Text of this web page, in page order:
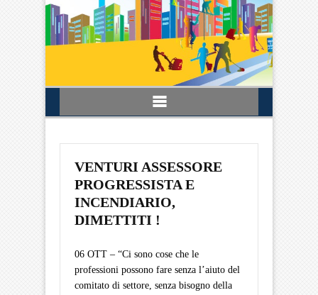
VENTURI ASSESSORE
PROGRESSISTA E
INCENDIARIO,
DIMETTITI !
06 OTT – “Ci sono cose che le
professioni possono fare senza l’aiuto del
comitato di settore, senza bisogno della